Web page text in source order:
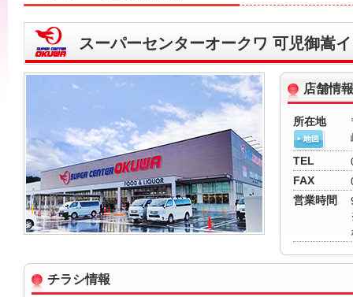
スーパーセンターオークワ 可児御嵩
店舗情報
所在地
TEL
FAX
営業時間
チラシ情報